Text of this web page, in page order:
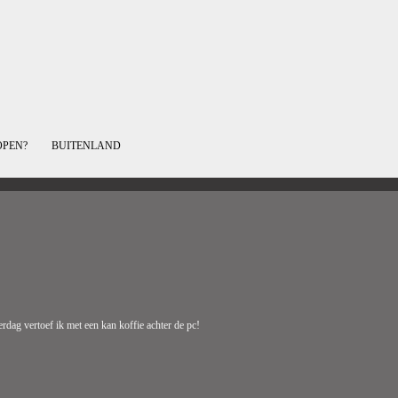
BUITENLAND
vertoef ik met een kan koffie achter de pc!